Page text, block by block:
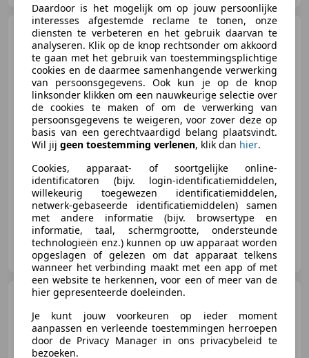
Mercedes-Benz G63
Magnetietzwart - Standkachel -
ACC
€ 164.900
Van Hooff B.V.
NL-5154 PH ELSHOUT
Mercedes-Benz G
Edition 1 BRABUS UITVOERING /
Mat Zwart / Acc /
Daardoor is het mogelijk om op jouw persoonlijke
interesses afgestemde reclame te tonen, onze
diensten te verbeteren en het gebruik daarvan te
analyseren. Klik op de knop rechtsonder om akkoord
te gaan met het gebruik van toestemmingsplichtige
cookies en de daarmee samenhangende verwerking
van persoonsgegevens. Ook kun je op de knop
linksonder klikken om een nauwkeurige selectie over
de cookies te maken of om de verwerking van
persoonsgegevens te weigeren, voor zover deze op
basis van een gerechtvaardigd belang plaatsvindt.
Wil jij geen toestemming verlenen, klik dan hier.
Cookies, apparaat- of soortgelijke online-
identificatoren (bijv. login-identificatiemiddelen,
willekeurig toegewezen identificatiemiddelen,
netwerk-gebaseerde identificatiemiddelen) samen
met andere informatie (bijv. browsertype en
informatie, taal, schermgrootte, ondersteunde
technologieën enz.) kunnen op uw apparaat worden
opgeslagen of gelezen om dat apparaat telkens
wanneer het verbinding maakt met een app of met
een website te herkennen, voor een of meer van de
hier gepresenteerde doeleinden.
Je kunt jouw voorkeuren op ieder moment
aanpassen en verleende toestemmingen herroepen
door de Privacy Manager in ons privacybeleid te
bezoeken.